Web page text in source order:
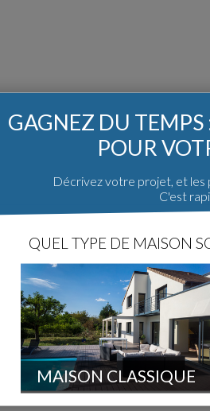
:
un récit de construction
GAGNEZ DU
POUR
Décrivez votre projet, et
C'est
QUEL TYPE DE MAISON
MAISON CLASSIQUE